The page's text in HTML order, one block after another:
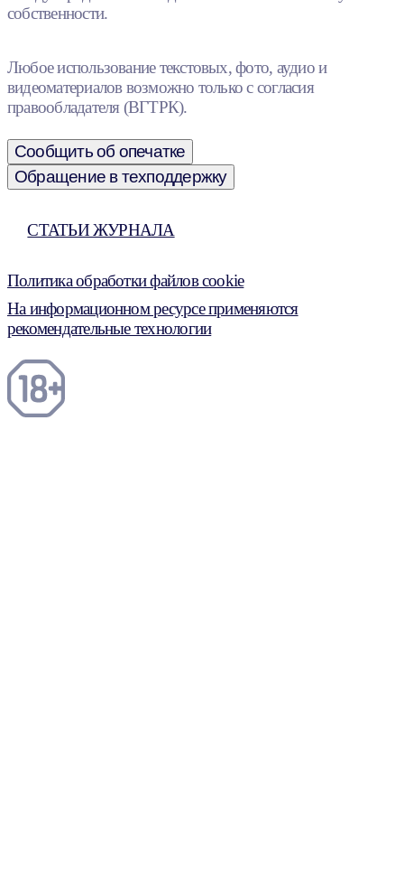
собственности.
Любое использование текстовых, фото, аудио и
видеоматериалов возможно только с согласия
правообладателя (ВГТРК).
Сообщить об опечатке
Обращение в техподдержку
СТАТЬИ ЖУРНАЛА
Политика обработки файлов cookie
На информационном ресурсе применяются
рекомендательные технологии